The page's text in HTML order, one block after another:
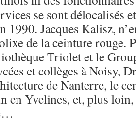
se sont délocalisés
1990. Jacques Kalisz,
de la ceinture rouge.
Triolet et le
et collèges à Noisy,
de Nanterre, le
en Yvelines, et, plus